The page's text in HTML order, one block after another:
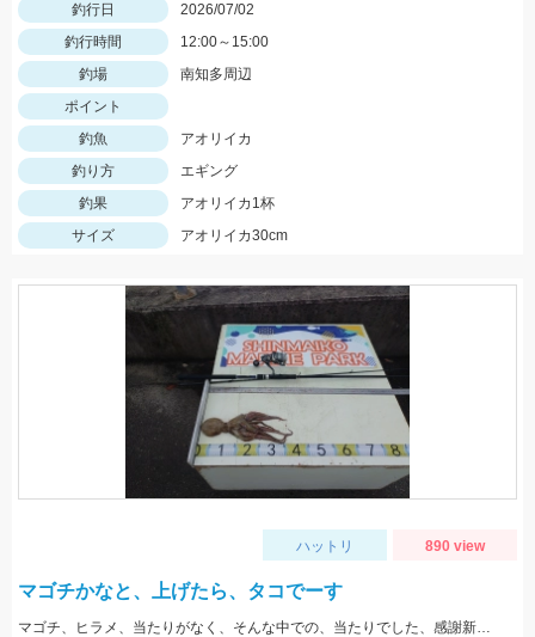
釣行日
2026/07/02
釣行時間
12:00～15:00
釣場
南知多周辺
ポイント
釣魚
アオリイカ
釣り方
エギング
釣果
アオリイカ1杯
サイズ
アオリイカ30cm
ハットリ 890 view
マゴチかなと、上げたら、タコでーす
マゴチ、ヒラメ、当たりがなく、そんな中での、当たりでした、感謝新舞子様